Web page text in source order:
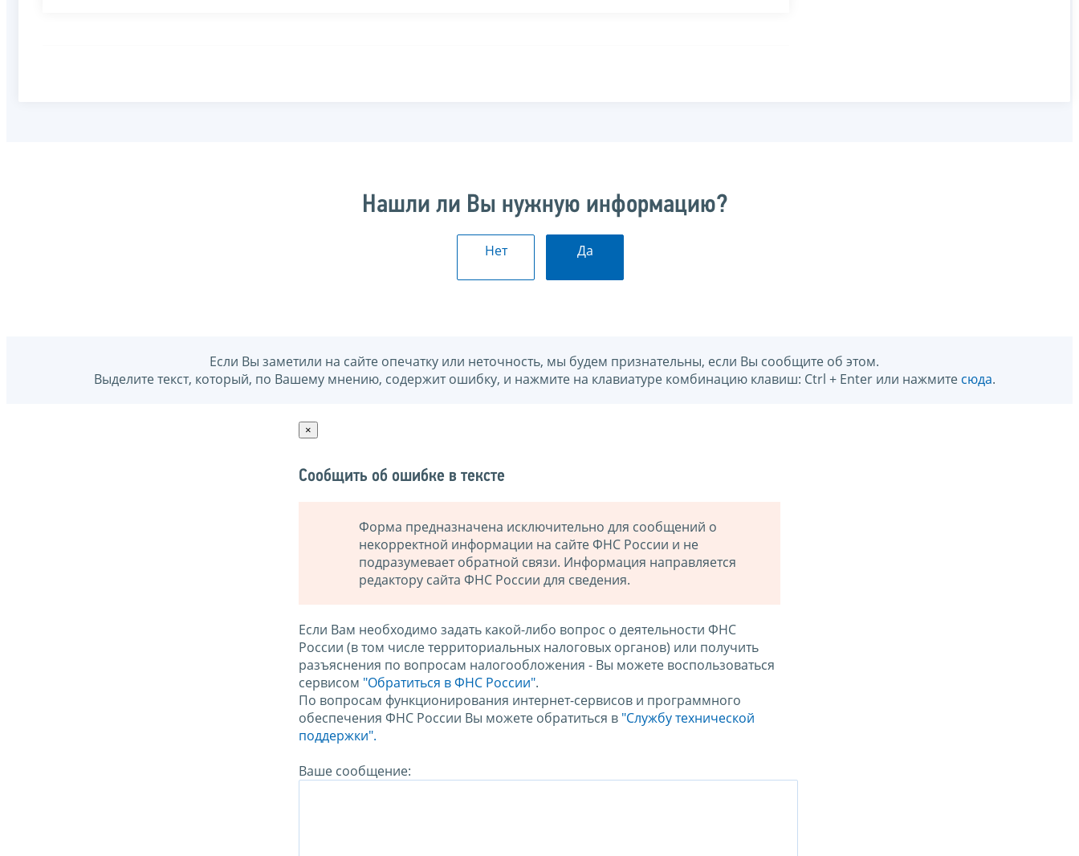
Нашли ли Вы нужную информацию?
Нет Да
Если Вы заметили на сайте опечатку или неточность, мы будем признательны, если Вы сообщите об этом.
Выделите текст, который, по Вашему мнению, содержит ошибку, и нажмите на клавиатуре комбинацию клавиш: Ctrl + Enter или нажмите сюда.
×
Сообщить об ошибке в тексте
Форма предназначена исключительно для сообщений о
некорректной информации на сайте ФНС России и не
подразумевает обратной связи. Информация направляется
редактору сайта ФНС России для сведения.
Если Вам необходимо задать какой-либо вопрос о деятельности ФНС
России (в том числе территориальных налоговых органов) или получить
разъяснения по вопросам налогообложения - Вы можете воспользоваться
сервисом "Обратиться в ФНС России".
По вопросам функционирования интернет-сервисов и программного
обеспечения ФНС России Вы можете обратиться в "Службу технической
поддержки".
Ваше сообщение: